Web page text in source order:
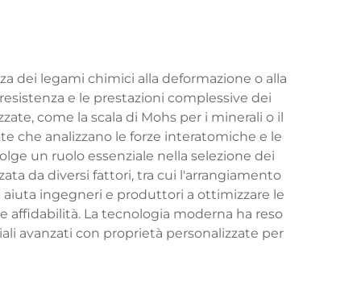
dei legami chimici alla deformazione o alla
e le prestazioni complessive dei
come la scala di Mohs per i minerali o il
che analizzano le forze interatomiche e le
un ruolo essenziale nella selezione dei
da diversi fattori, tra cui l'arrangiamento
ingegneri e produttori a ottimizzare le
La tecnologia moderna ha reso
avanzati con proprietà personalizzate per